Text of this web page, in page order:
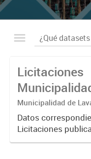
Licitaciones
Municipalidad de
Datos
Licitaciones
Municipalidad de